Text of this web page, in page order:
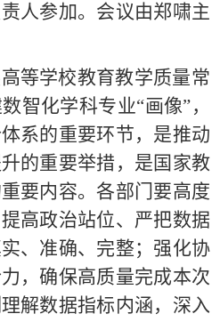
人参加。会议由郑啸主
等学校教育教学质量常
智化学科专业“画像”，
系的重要环节，是推动
的重要举措，是国家教
要内容。各部门要高度
高政治站位、严把数据
、准确、完整；强化协
，确保高质量完成本次
解数据指标内涵，深入